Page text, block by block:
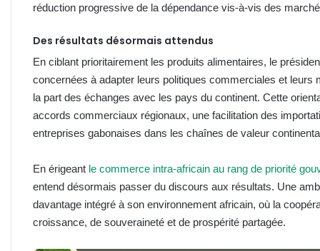
réduction progressive de la dépendance vis-à-vis des
Des résultats désormais attendus
En ciblant prioritairement les produits alimentaires, le
concernées à adapter leurs politiques commerciales et leurs
la part des échanges avec les pays du continent. Cette
accords commerciaux régionaux, une facilitation des
entreprises gabonaises dans les chaînes de valeur
En érigeant le commerce intra-africain au rang de priorité
entend désormais passer du discours aux résultats. Une
davantage intégré à son environnement africain, où la
croissance, de souveraineté et de prospérité partagée.